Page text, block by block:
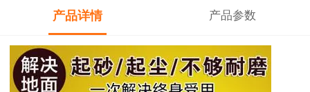
产品详情 产品参数